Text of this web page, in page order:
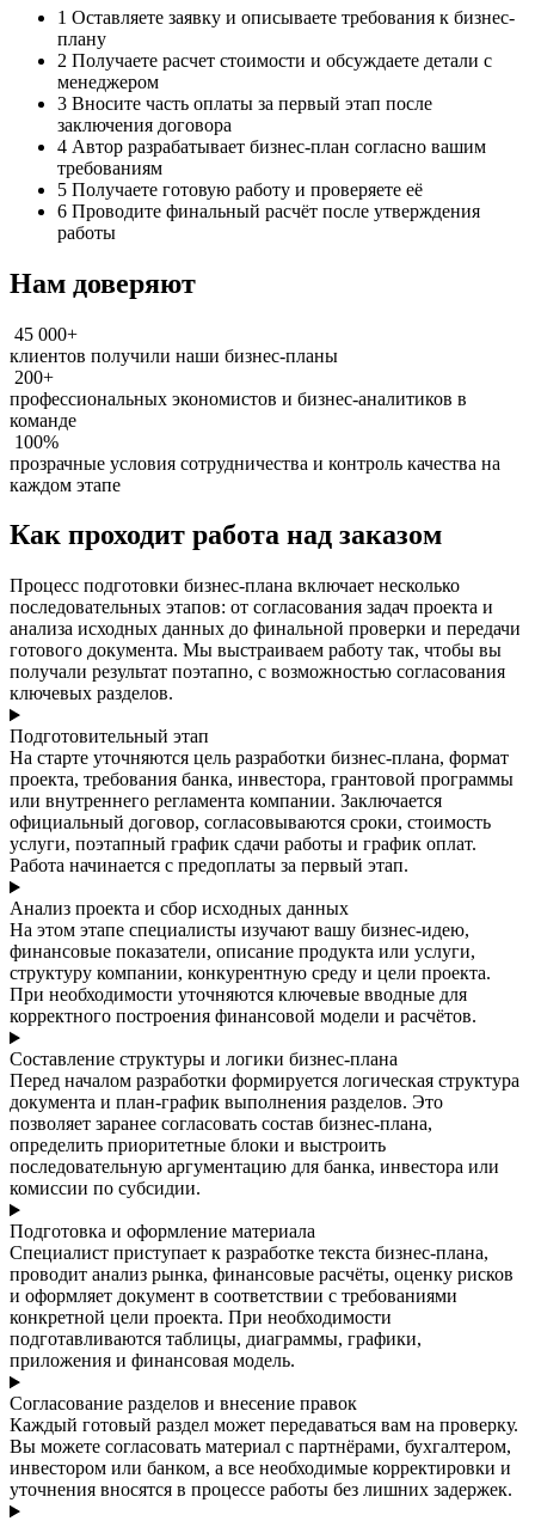
1 Оставляете заявку и описываете требования к бизнес-
плану
2 Получаете расчет стоимости и обсуждаете детали с
менеджером
3 Вносите часть оплаты за первый этап после
заключения договора
4 Автор разрабатывает бизнес-план согласно вашим
требованиям
5 Получаете готовую работу и проверяете её
6 Проводите финальный расчёт после утверждения
работы
Нам доверяют
45 000+
клиентов получили наши бизнес-планы
200+
профессиональных экономистов и бизнес-аналитиков в
команде
100%
прозрачные условия сотрудничества и контроль качества на
каждом этапе
Как проходит работа над заказом
Процесс подготовки бизнес-плана включает несколько
последовательных этапов: от согласования задач проекта и
анализа исходных данных до финальной проверки и передачи
готового документа. Мы выстраиваем работу так, чтобы вы
получали результат поэтапно, с возможностью согласования
ключевых разделов.
Подготовительный этап
На старте уточняются цель разработки бизнес-плана, формат
проекта, требования банка, инвестора, грантовой программы
или внутреннего регламента компании. Заключается
официальный договор, согласовываются сроки, стоимость
услуги, поэтапный график сдачи работы и график оплат.
Работа начинается с предоплаты за первый этап.
Анализ проекта и сбор исходных данных
На этом этапе специалисты изучают вашу бизнес-идею,
финансовые показатели, описание продукта или услуги,
структуру компании, конкурентную среду и цели проекта.
При необходимости уточняются ключевые вводные для
корректного построения финансовой модели и расчётов.
Составление структуры и логики бизнес-плана
Перед началом разработки формируется логическая структура
документа и план-график выполнения разделов. Это
позволяет заранее согласовать состав бизнес-плана,
определить приоритетные блоки и выстроить
последовательную аргументацию для банка, инвестора или
комиссии по субсидии.
Подготовка и оформление материала
Специалист приступает к разработке текста бизнес-плана,
проводит анализ рынка, финансовые расчёты, оценку рисков
и оформляет документ в соответствии с требованиями
конкретной цели проекта. При необходимости
подготавливаются таблицы, диаграммы, графики,
приложения и финансовая модель.
Согласование разделов и внесение правок
Каждый готовый раздел может передаваться вам на проверку.
Вы можете согласовать материал с партнёрами, бухгалтером,
инвестором или банком, а все необходимые корректировки и
уточнения вносятся в процессе работы без лишних задержек.